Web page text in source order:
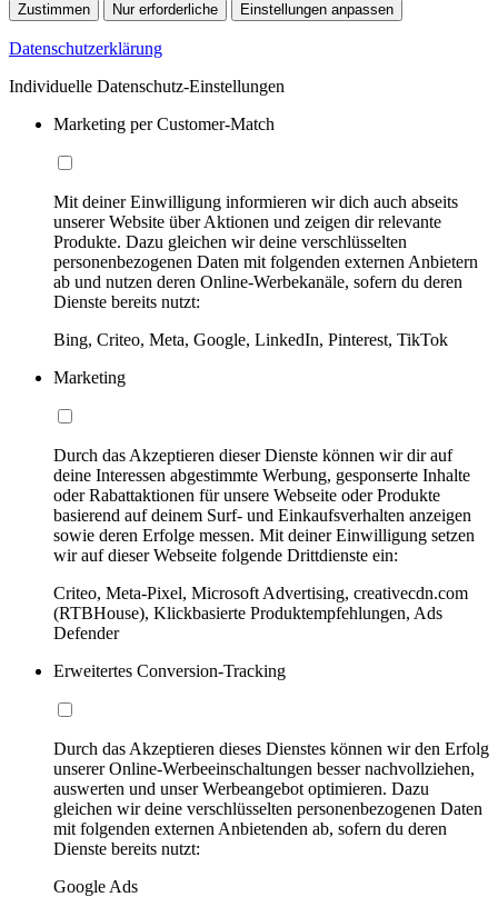
Zustimmen Nur erforderliche Einstellungen anpassen
Datenschutzerklärung
Individuelle Datenschutz-Einstellungen
Marketing per Customer-Match
Mit deiner Einwilligung informieren wir dich auch abseits
unserer Website über Aktionen und zeigen dir relevante
Produkte. Dazu gleichen wir deine verschlüsselten
personenbezogenen Daten mit folgenden externen Anbietern
ab und nutzen deren Online-Werbekanäle, sofern du deren
Dienste bereits nutzt:
Bing, Criteo, Meta, Google, LinkedIn, Pinterest, TikTok
Marketing
Durch das Akzeptieren dieser Dienste können wir dir auf
deine Interessen abgestimmte Werbung, gesponserte Inhalte
oder Rabattaktionen für unsere Webseite oder Produkte
basierend auf deinem Surf- und Einkaufsverhalten anzeigen
sowie deren Erfolge messen. Mit deiner Einwilligung setzen
wir auf dieser Webseite folgende Drittdienste ein:
Criteo, Meta-Pixel, Microsoft Advertising, creativecdn.com
(RTBHouse), Klickbasierte Produktempfehlungen, Ads
Defender
Erweitertes Conversion-Tracking
Durch das Akzeptieren dieses Dienstes können wir den Erfolg
unserer Online-Werbeeinschaltungen besser nachvollziehen,
auswerten und unser Werbeangebot optimieren. Dazu
gleichen wir deine verschlüsselten personenbezogenen Daten
mit folgenden externen Anbietenden ab, sofern du deren
Dienste bereits nutzt:
Google Ads